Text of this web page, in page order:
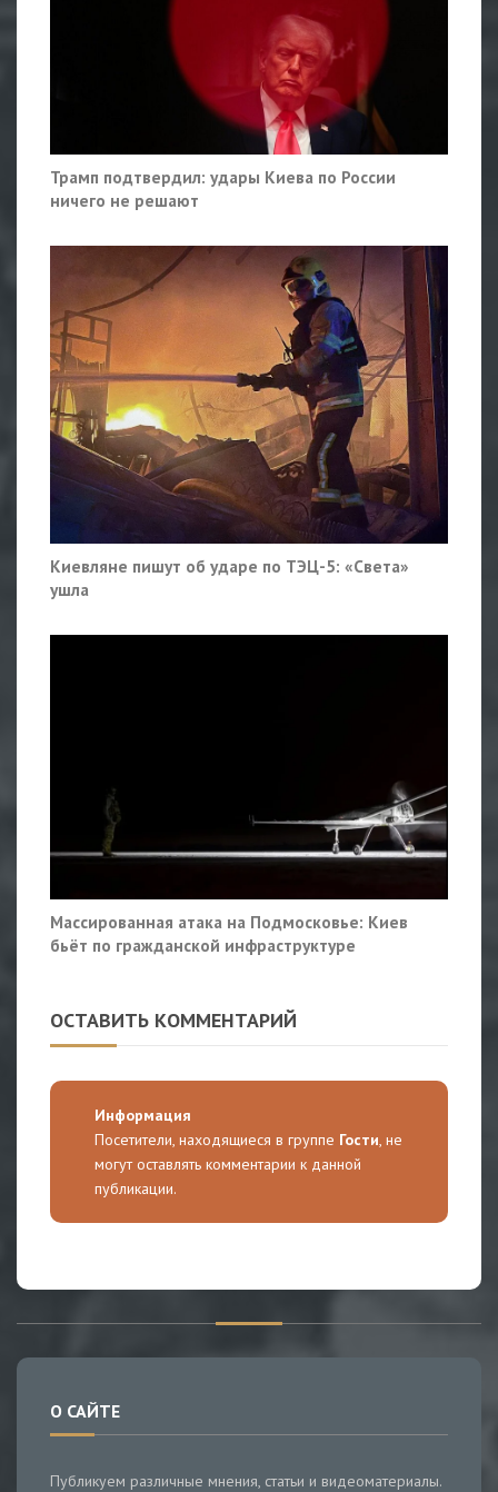
Трамп подтвердил: удары Киева по России
ничего не решают
Киевляне пишут об ударе по ТЭЦ-5: «Света»
ушла
Массированная атака на Подмосковье: Киев
бьёт по гражданской инфраструктуре
ОСТАВИТЬ КОММЕНТАРИЙ
Информация
Посетители, находящиеся в группе Гости, не
могут оставлять комментарии к данной
публикации.
О САЙТЕ
Публикуем различные мнения, статьи и видеоматериалы.